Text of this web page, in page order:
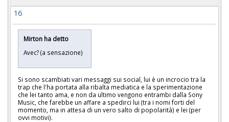
16
Mirton ha detto
Avec? (a sensazione)
Si sono scambiati vari messaggi sui social, lui è un incrocio tra la
trap che l'ha portata alla ribalta mediatica e la sperimentazione
che lei tanto ama, e non da ultimo vengono entrambi dalla Sony
Music, che farebbe un affare a spedirci lui (tra i nomi forti del
momento, ma in attesa di un vero salto di popolarità) e lei (per
ovvi motivi).